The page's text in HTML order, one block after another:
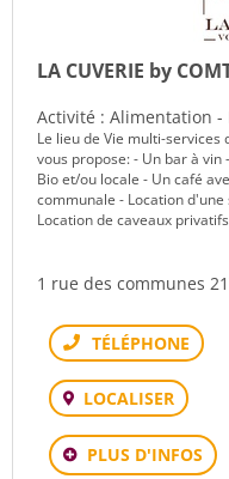
LA CUVERIE by
Activité : Alimentation -
Le lieu de Vie multi-services
vous propose: - Un bar à
Bio et/ou locale - Un café
communale - Location
Location de caveaux
1 rue des communes
Téléphone
LOCALISER
PLUS D'INFOS